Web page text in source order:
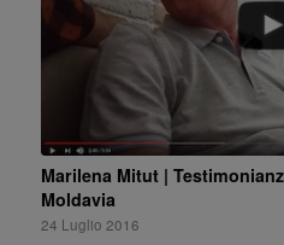
Marilena Mitut |
Moldavia
24 Luglio 2016